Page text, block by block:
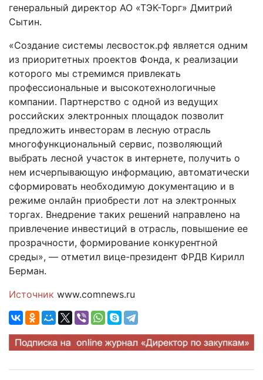
генеральный директор АО «ТЭК-Торг» Дмитрий
Сытин.
«Создание системы лесвосток.рф является одним
из приоритетных проектов Фонда, к реализации
которого мы стремимся привлекать
профессиональные и высокотехнологичные
компании. Партнерство с одной из ведущих
российских электронных площадок позволит
предложить инвесторам в лесную отрасль
многофункциональный сервис, позволяющий
выбрать лесной участок в интернете, получить о
нем исчерпывающую информацию, автоматически
сформировать необходимую документацию и в
режиме онлайн приобрести лот на электронных
торгах. Внедрение таких решений направлено на
привлечение инвестиций в отрасль, повышение ее
прозрачности, формирование конкурентной
среды», — отметил вице-президент ФРДВ Кирилл
Берман.
Источник www.comnews.ru